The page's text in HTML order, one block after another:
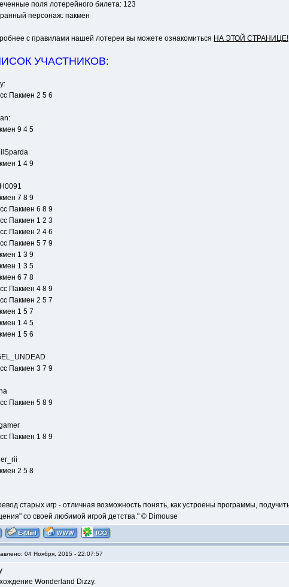
поля лотерейного билета: 123
персонаж: пакмен
с правилами нашей лотереи вы можете ознакомиться НА ЭТОЙ СТРАНИЦЕ!
УЧАСТНИКОВ:
Пакмен 2 5 6
9 4 5
1 4 9
7 8 9
Пакмен 6 8 9
Пакмен 1 2 3
Пакмен 2 4 6
Пакмен 5 7 9
1 3 9
1 3 5
6 7 8
Пакмен 4 8 9
Пакмен 2 5 7
1 5 7
1 4 5
1 5 6
Пакмен 3 7 9
Пакмен 5 8 9
Пакмен 1 8 9
2 5 8
старых игр - отличная возможность понять, как устроены программы,
со своей любимой игрой детства." © Dimouse
04 Ноября, 2015 - 22:07:57
Wonderland Dizzy.